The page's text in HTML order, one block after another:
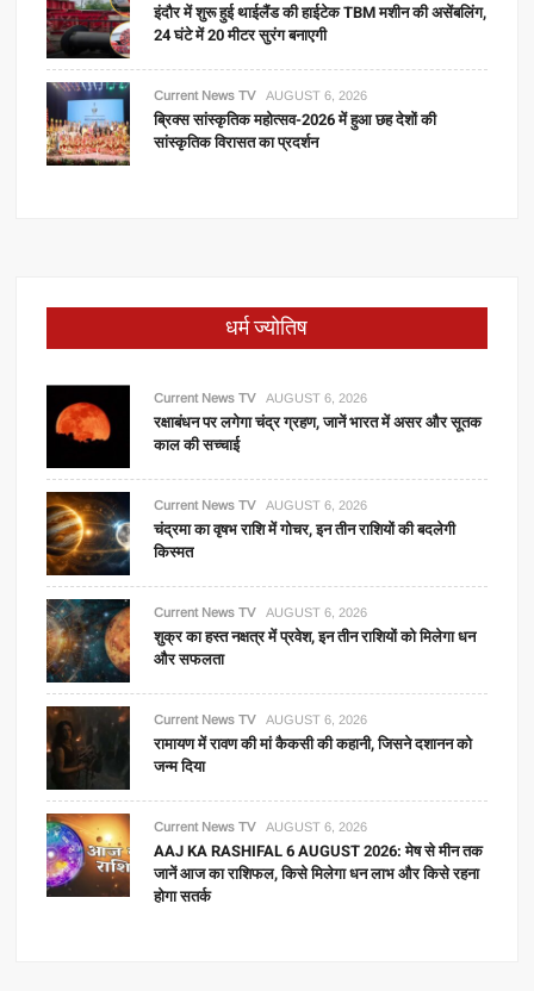
इंदौर में शुरू हुई थाईलैंड की हाईटेक TBM मशीन की असेंबलिंग,
24 घंटे में 20 मीटर सुरंग बनाएगी
Current News TV AUGUST 6, 2026
ब्रिक्स सांस्कृतिक महोत्सव-2026 में हुआ छह देशों की
सांस्कृतिक विरासत का प्रदर्शन
धर्म ज्योतिष
Current News TV AUGUST 6, 2026
रक्षाबंधन पर लगेगा चंद्र ग्रहण, जानें भारत में असर और सूतक
काल की सच्चाई
Current News TV AUGUST 6, 2026
चंद्रमा का वृषभ राशि में गोचर, इन तीन राशियों की बदलेगी
किस्मत
Current News TV AUGUST 6, 2026
शुक्र का हस्त नक्षत्र में प्रवेश, इन तीन राशियों को मिलेगा धन
और सफलता
Current News TV AUGUST 6, 2026
रामायण में रावण की मां कैकसी की कहानी, जिसने दशानन को
जन्म दिया
Current News TV AUGUST 6, 2026
AAJ KA RASHIFAL 6 AUGUST 2026: मेष से मीन तक
जानें आज का राशिफल, किसे मिलेगा धन लाभ और किसे रहना
होगा सतर्क